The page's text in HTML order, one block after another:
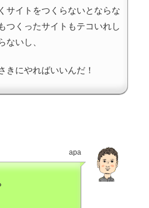
サイトをつくらないとならな
つくったサイトもテコいれし
ないし、
きにやればいいんだ！
apa